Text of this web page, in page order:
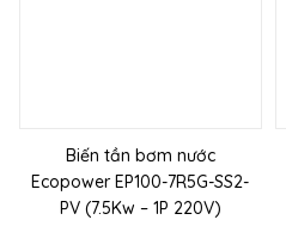
Biến tần bơm nước
Ecopower EP100-7R5G-SS2-
PV (7.5Kw – 1P 220V)